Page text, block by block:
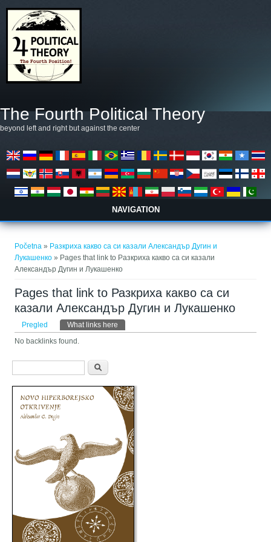
The Fourth Political Theory
beyond left and right but against the center
NAVIGATION
Početna » Разкриха какво са си казали Александър Дугин и
Лукашенко » Pages that link to Разкриха какво са си казали
Александър Дугин и Лукашенко
Pages that link to Разкриха какво са си
казали Александър Дугин и Лукашенко
Primarni tabovi
Pregled What links here
No backlinks found.
Obrazac pretraživanja